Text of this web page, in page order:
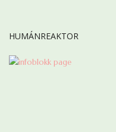
HUMÁNREAKTOR